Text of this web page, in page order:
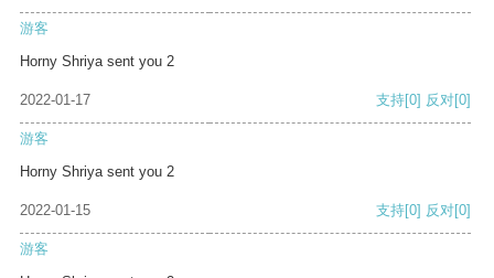
游客
Horny Shriya sent you 2
2022-01-17 支持[0] 反对[0]
游客
Horny Shriya sent you 2
2022-01-15 支持[0] 反对[0]
游客